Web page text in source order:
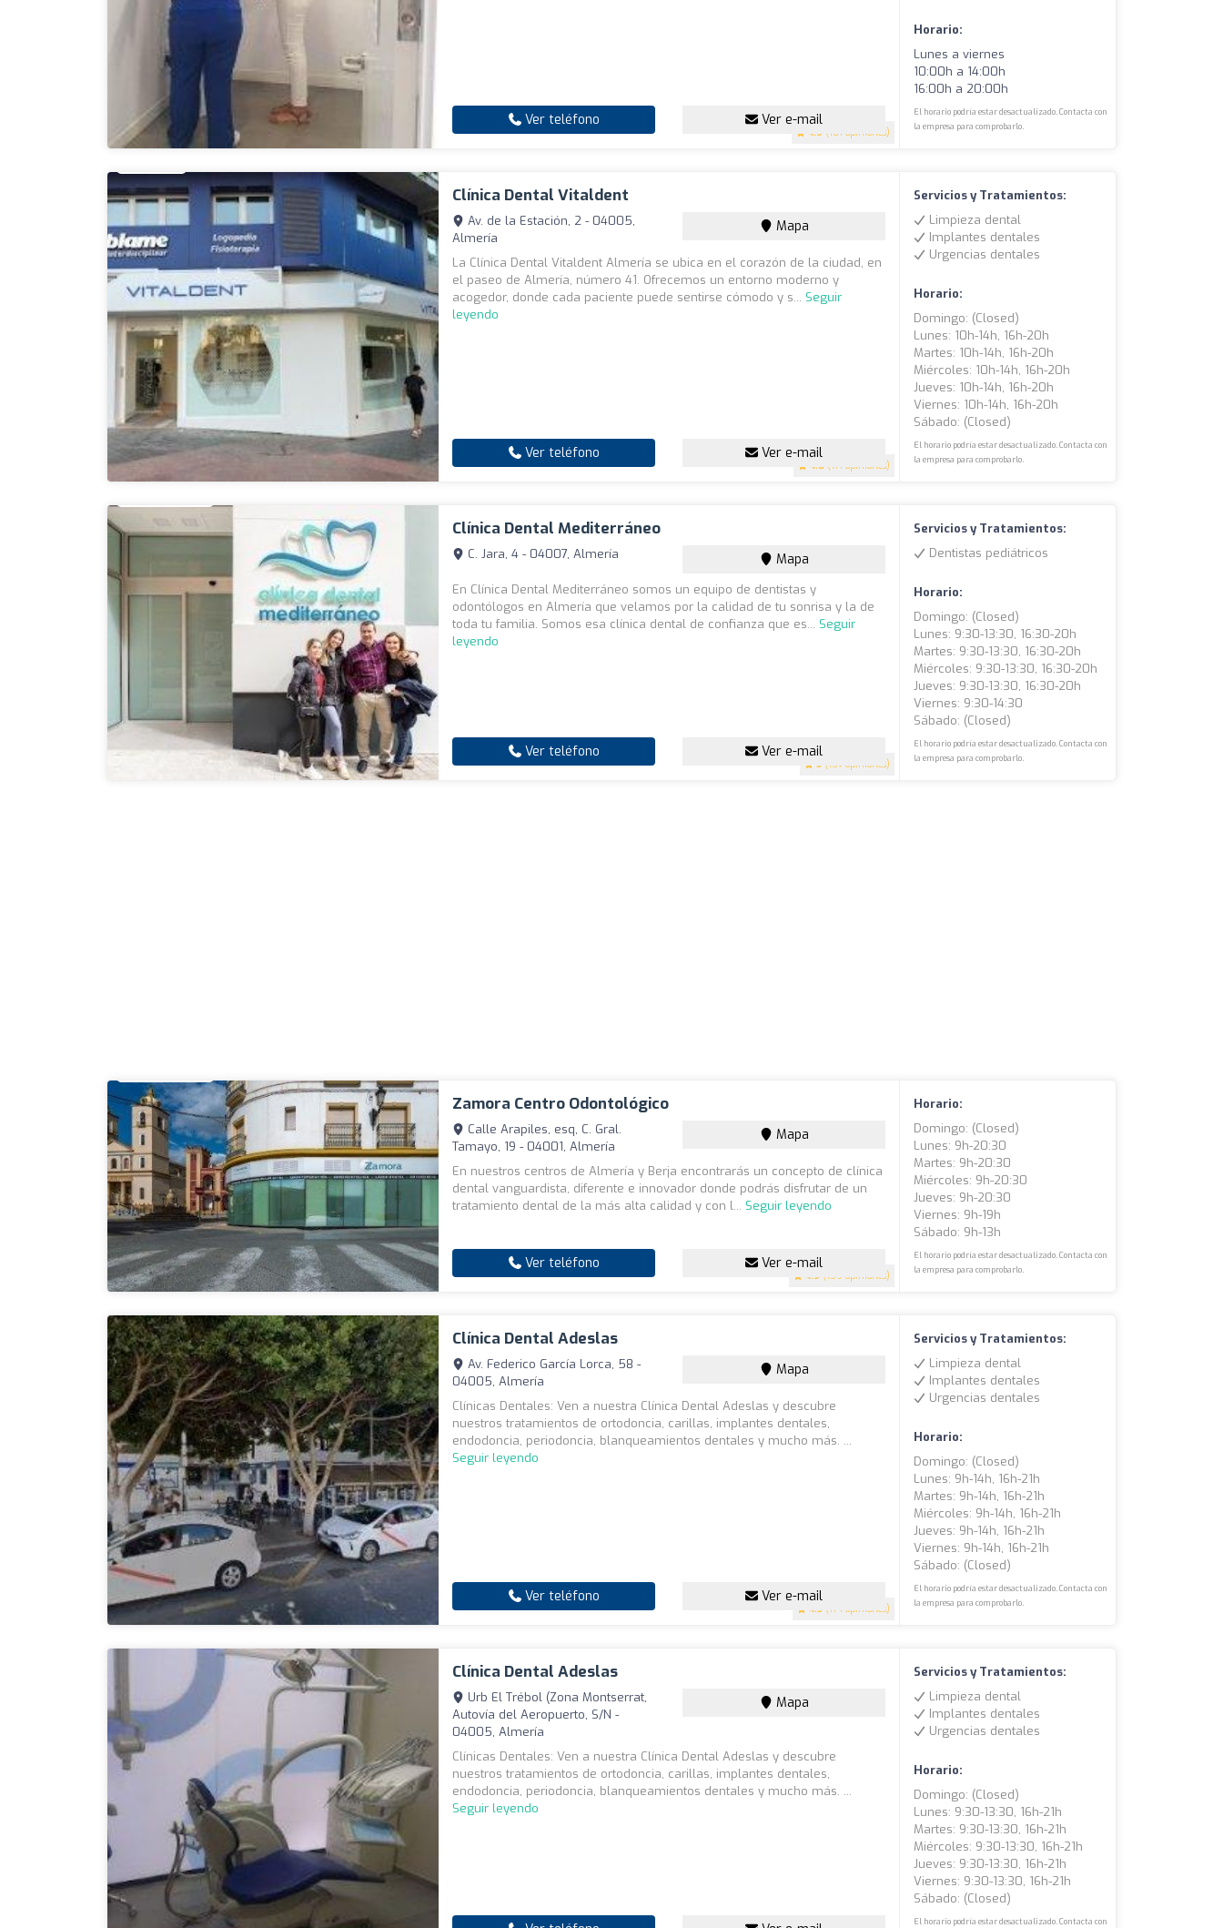
4.9 (181 opiniones)
Ver teléfono Ver e-mail
Horario:
Lunes a viernes
10:00h a 14:00h
16:00h a 20:00h
El horario podría estar desactualizado. Contacta con
la empresa para comprobarlo.
Clínica Dental Vitaldent
4.8 (171 opiniones)
Av. de la Estación, 2 - 04005,
Almería
Mapa
La Clínica Dental Vitaldent Almería se ubica en el corazón de la ciudad, en
el paseo de Almería, número 41. Ofrecemos un entorno moderno y
acogedor, donde cada paciente puede sentirse cómodo y s... Seguir
leyendo
Ver teléfono Ver e-mail
Servicios y Tratamientos:
Limpieza dental
Implantes dentales
Urgencias dentales
Horario:
Domingo: (closed)
Lunes: 10h-14h, 16h-20h
Martes: 10h-14h, 16h-20h
Miércoles: 10h-14h, 16h-20h
Jueves: 10h-14h, 16h-20h
Viernes: 10h-14h, 16h-20h
Sábado: (closed)
El horario podría estar desactualizado. Contacta con
la empresa para comprobarlo.
Clínica Dental Mediterráneo
5 (157 opiniones)
C. Jara, 4 - 04007, Almería Mapa
En Clínica Dental Mediterráneo somos un equipo de dentistas y
odontólogos en Almería que velamos por la calidad de tu sonrisa y la de
toda tu familia. Somos esa clínica dental de confianza que es... Seguir
leyendo
Ver teléfono Ver e-mail
Servicios y Tratamientos:
Dentistas pediátricos
Horario:
Domingo: (closed)
Lunes: 9:30-13:30, 16:30-20h
Martes: 9:30-13:30, 16:30-20h
Miércoles: 9:30-13:30, 16:30-20h
Jueves: 9:30-13:30, 16:30-20h
Viernes: 9:30-14:30
Sábado: (closed)
El horario podría estar desactualizado. Contacta con
la empresa para comprobarlo.
Zamora Centro Odontológico
4.9 (159 opiniones)
Calle Arapiles, esq, C. Gral.
Tamayo, 19 - 04001, Almería
Mapa
En nuestros centros de Almería y Berja encontrarás un concepto de clínica
dental vanguardista, diferente e innovador donde podrás disfrutar de un
tratamiento dental de la más alta calidad y con l... Seguir leyendo
Ver teléfono Ver e-mail
Horario:
Domingo: (closed)
Lunes: 9h-20:30
Martes: 9h-20:30
Miércoles: 9h-20:30
Jueves: 9h-20:30
Viernes: 9h-19h
Sábado: 9h-13h
El horario podría estar desactualizado. Contacta con
la empresa para comprobarlo.
Clínica Dental Adeslas
4.5 (174 opiniones)
Av. Federico García Lorca, 58 -
04005, Almería
Mapa
Clínicas Dentales: Ven a nuestra Clínica Dental Adeslas y descubre
nuestros tratamientos de ortodoncia, carillas, implantes dentales,
endodoncia, periodoncia, blanqueamientos dentales y mucho más. ...
Seguir leyendo
Ver teléfono Ver e-mail
Servicios y Tratamientos:
Limpieza dental
Implantes dentales
Urgencias dentales
Horario:
Domingo: (closed)
Lunes: 9h-14h, 16h-21h
Martes: 9h-14h, 16h-21h
Miércoles: 9h-14h, 16h-21h
Jueves: 9h-14h, 16h-21h
Viernes: 9h-14h, 16h-21h
Sábado: (closed)
El horario podría estar desactualizado. Contacta con
la empresa para comprobarlo.
Clínica Dental Adeslas
Urb El Trébol (Zona Montserrat,
Autovía del Aeropuerto, S/N -
04005, Almería
Mapa
Clínicas Dentales: Ven a nuestra Clínica Dental Adeslas y descubre
nuestros tratamientos de ortodoncia, carillas, implantes dentales,
endodoncia, periodoncia, blanqueamientos dentales y mucho más. ...
Seguir leyendo
Servicios y Tratamientos:
Limpieza dental
Implantes dentales
Urgencias dentales
Horario:
Domingo: (closed)
Lunes: 9:30-13:30, 16h-21h
Martes: 9:30-13:30, 16h-21h
Miércoles: 9:30-13:30, 16h-21h
Jueves: 9:30-13:30, 16h-21h
Viernes: 9:30-13:30, 16h-21h
Sábado: (closed)
El horario podría estar desactualizado. Contacta con